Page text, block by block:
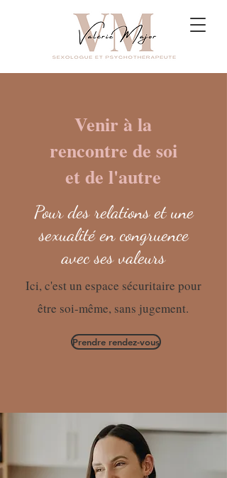
Venir à la
rencontre de soi
et de l'autre
Pour des relations et une
sexualité en congruence
avec ses valeurs
Ici, c'est un espace sécuritaire pour
être soi-même, sans jugement.
Prendre rendez-vous